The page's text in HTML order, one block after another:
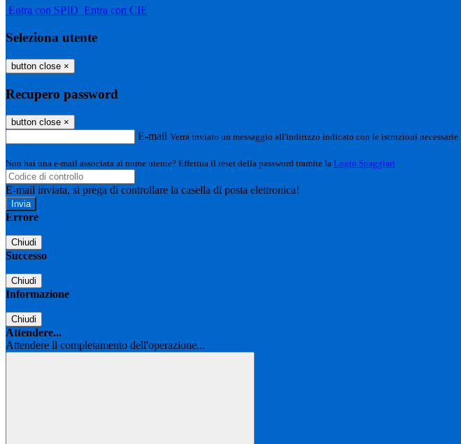
Entra con SPID Entra con CIE
Seleziona utente
button close ×
Recupero password
button close ×
E-mail Verrà inviato un messaggio all'indirizzo indicato con le istruzioni necessarie.
Non hai una e-mail associata al nome utente? Effettua il reset della password tramite la Login Spaggiari
E-mail inviata, si prega di controllare la casella di posta elettronica!
Errore
Chiudi
Successo
Chiudi
Informazione
Chiudi
Attendere...
Attendere il completamento dell'operazione...